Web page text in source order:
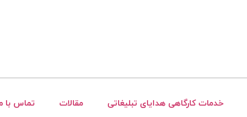
خدمات کارگاهی هدایای تبلیغاتی مقالات
تماس با